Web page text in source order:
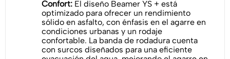
Confort: El diseño Beamer YS + está
optimizado para ofrecer un rendimiento
sólido en asfalto, con énfasis en el agarre en
condiciones urbanas y un rodaje
confortable. La banda de rodadura cuenta
con surcos diseñados para una eficiente